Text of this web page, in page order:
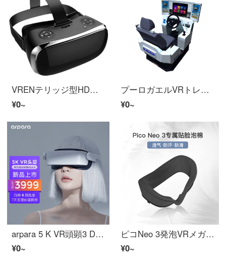
VRENテリッジ型HDメガネホログラム投射フリーフォーカス航続
¥0~
プーロガエルVRトレーナーVRアナログドライバーシミュレーションVR装置
¥0~
arpara 5 K VR頭顕3 D VRメガネ非VRマシーンPC VRӢルメート版
¥0~
ピコNeo 3発泡VRメガネVRメシン発泡綿の通気性により、水洗いが快適です。
¥0~